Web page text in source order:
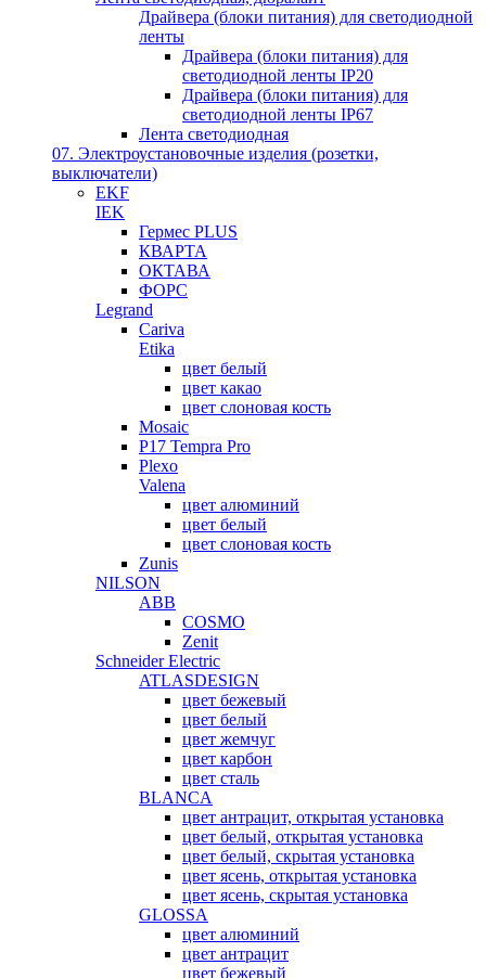
Драйвера (блоки питания) для светодиодной
ленты
Драйвера (блоки питания) для
светодиодной ленты IP20
Драйвера (блоки питания) для
светодиодной ленты IP67
Лента светодиодная
07. Электроустановочные изделия (розетки,
выключатели)
EKF
IEK
Гермес PLUS
КВАРТА
ОКТАВА
ФОРС
Legrand
Cariva
Etika
цвет белый
цвет какао
цвет слоновая кость
Mosaic
P17 Tempra Pro
Plexo
Valena
цвет алюминий
цвет белый
цвет слоновая кость
Zunis
NILSON
ABB
COSMO
Zenit
Schneider Electric
ATLASDESIGN
цвет бежевый
цвет белый
цвет жемчуг
цвет карбон
цвет сталь
BLANCA
цвет антрацит, открытая установка
цвет белый, открытая установка
цвет белый, скрытая установка
цвет ясень, открытая установка
цвет ясень, скрытая установка
GLOSSA
цвет алюминий
цвет антрацит
цвет бежевый